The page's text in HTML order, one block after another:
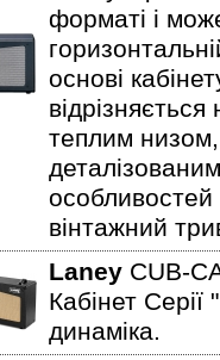
форматі і
основі
теплим
особливостей
вінтажний
Laney CUB-
Кабінет
динаміка.